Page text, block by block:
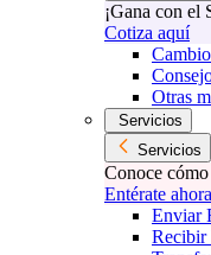
¡Gana con el
Cotiza aquí
Otras
Servicios
Servicios
Conoce
Entérate ahora
Enviar
Recibir